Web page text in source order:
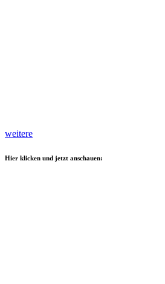
weitere
Hier klicken und jetzt anschauen: